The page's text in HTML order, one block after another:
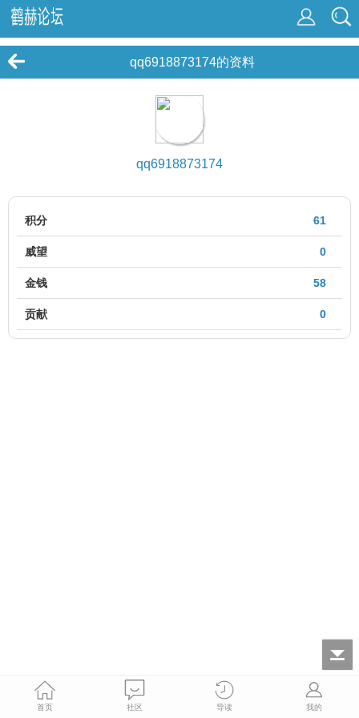
qq6918873174的资料
qq6918873174
61
积分
0
威望
58
金钱
0
贡献
首页 社区 导读 我的